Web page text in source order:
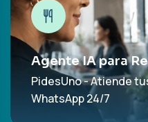
Agente IA para
PidesUno - Atiende
WhatsApp 24/7